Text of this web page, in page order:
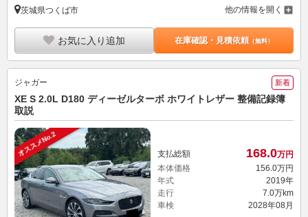
茨城県つくば市 他の情報を開く
お気に入り追加 在庫確認・見積依頼（無料）
ジャガー 新着
XE S 2.0L D180 ディーゼルターボ ホワイトレザー 整備記録簿
取説
オススメNo.2 支払総額 168.0万円
本体価格
156. 0万円
年式
2019年
走行
7.0万km
車検
2028年08月